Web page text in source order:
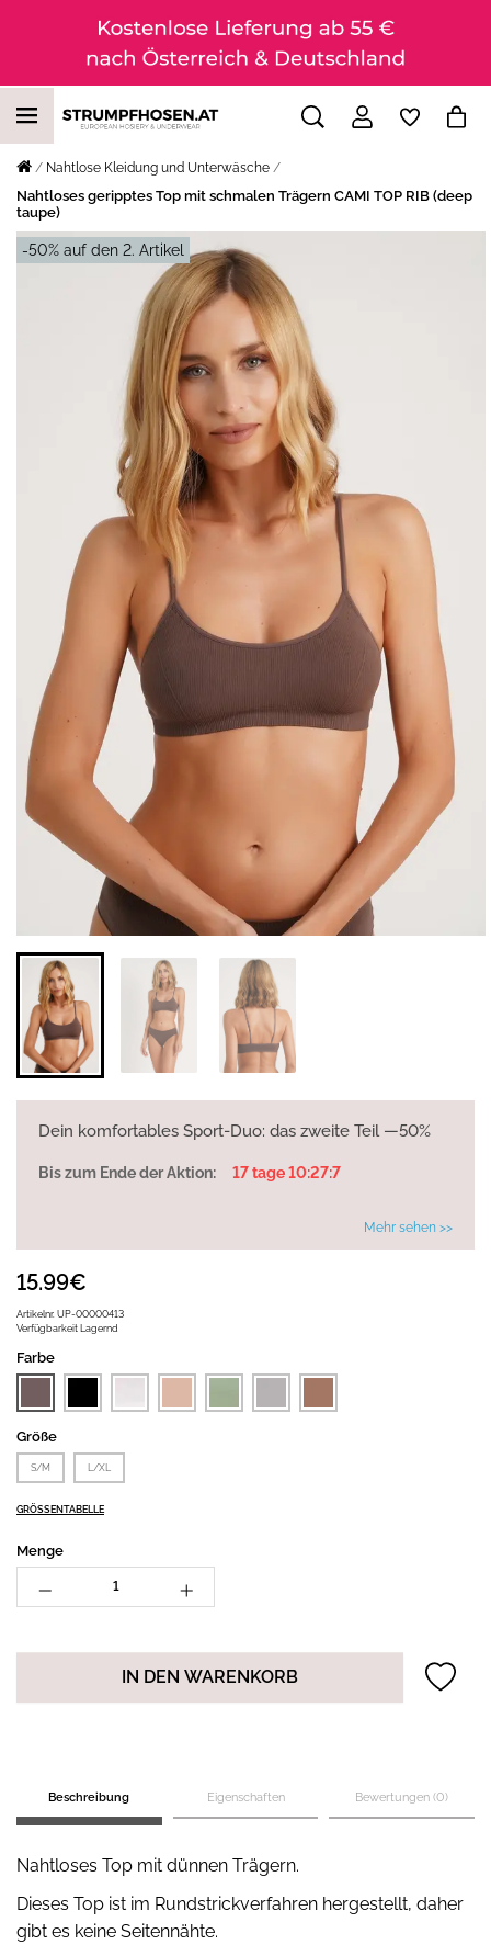
Nahtlose Kleidung und Unterwäsche
Nahtloses geripptes Top mit schmalen Trägern CAMI TOP RIB (deep
taupe)
-50% auf den 2. Artikel
Dein komfortables Sport-Duo: das zweite Teil —50%
Bis zum Ende der Aktion: 17 tage 10:27:7
Mehr sehen >>
Artikelnr. UP-00000413
Verfügbarkeit Lagernd
15.99€
Farbe
Größe
S/M L/XL
GRÖSSENTABELLE
Menge
IN DEN WARENKORB
Beschreibung Eigenschaften Bewertungen (0)
Nahtloses Top mit dünnen Trägern.
Dieses Top ist im Rundstrickverfahren hergestellt, daher
gibt es keine Seitennähte.